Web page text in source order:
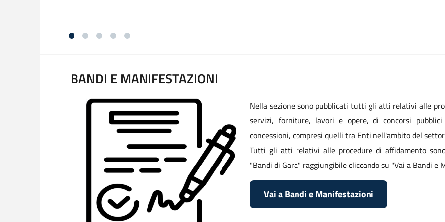
BANDI E MANIFESTAZIONI
Nella sezione sono pubblicati tutti gli atti relativi alle
servizi, forniture, lavori e opere, di concorsi
concessioni, compresi quelli tra Enti nell'ambito del
Tutti gli atti relativi alle procedure di affidamento
"Bandi di Gara" raggiungibile cliccando su "Vai a Bandi e
Vai a Bandi e Manifestazioni